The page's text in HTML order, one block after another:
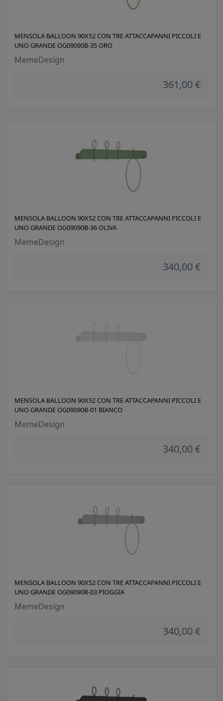
MENSOLA BALLOON 90X52 CON TRE ATTACCAPANNI PICCOLI E
UNO GRANDE OG09090B-35 ORO
MemeDesign
361,00 €
MENSOLA BALLOON 90X52 CON TRE ATTACCAPANNI PICCOLI E
UNO GRANDE OG09090B-36 OLIVA
MemeDesign
340,00 €
MENSOLA BALLOON 90X52 CON TRE ATTACCAPANNI PICCOLI E
UNO GRANDE OG09090B-01 BIANCO
MemeDesign
340,00 €
MENSOLA BALLOON 90X52 CON TRE ATTACCAPANNI PICCOLI E
UNO GRANDE OG09090B-03 PIOGGIA
MemeDesign
340,00 €